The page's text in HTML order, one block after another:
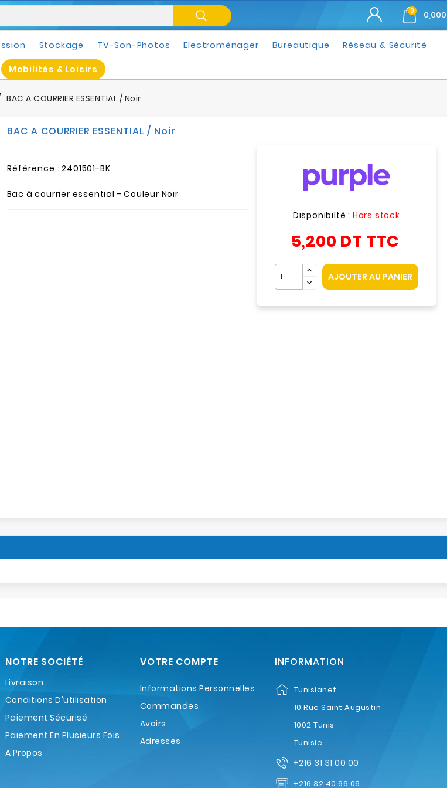
0
Stockage TV-Son-Photos Electroménager Bureautique Réseau & Sécurité
Mobilités & Loisirs
BAC A COURRIER ESSENTIAL / Noir
BAC A COURRIER ESSENTIAL / Noir
Référence : 2401501-BK
Bac à courrier essential - Couleur Noir
Disponibilté : Hors stock
5,200 DT TTC
AJOUTER AU PANIER
NOTRE SOCIÉTÉ
Livraison
Conditions D'utilisation
Paiement Sécurisé
Paiement En Plusieurs Fois
A Propos
VOTRE COMPTE
Informations Personnelles
Commandes
Avoirs
Adresses
INFORMATION
Tunisianet
10 Rue Saint Augustin
1002 Tunis
Tunisie
+216 31 31 00 00
+216 32 40 66 06